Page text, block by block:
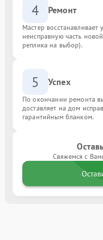
4 Ремонт
Мастер восстанавливает
неисправную часть
реплика на выбор).
5 Успех
По окончании ремонта
доставляет на дом
гарантийным бланком.
Свяжемся с